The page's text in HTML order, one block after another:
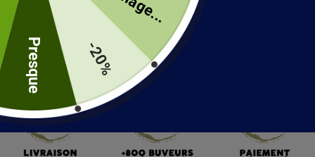
Ajouter au panier
-20%
Presque